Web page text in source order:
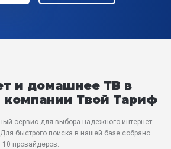
и домашнее ТВ в
компании Твой Тариф
сервис для выбора надежного интернет-
быстрого поиска в нашей базе собрано
10 провайдеров: